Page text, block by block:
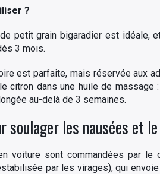
?
petit grain bigaradier est
3 mois.
est parfaite, mais réservée aux
citron dans une huile de massage
au-delà de 3 semaines.
soulager les nausées et
voiture sont commandées par
par les virages), qui